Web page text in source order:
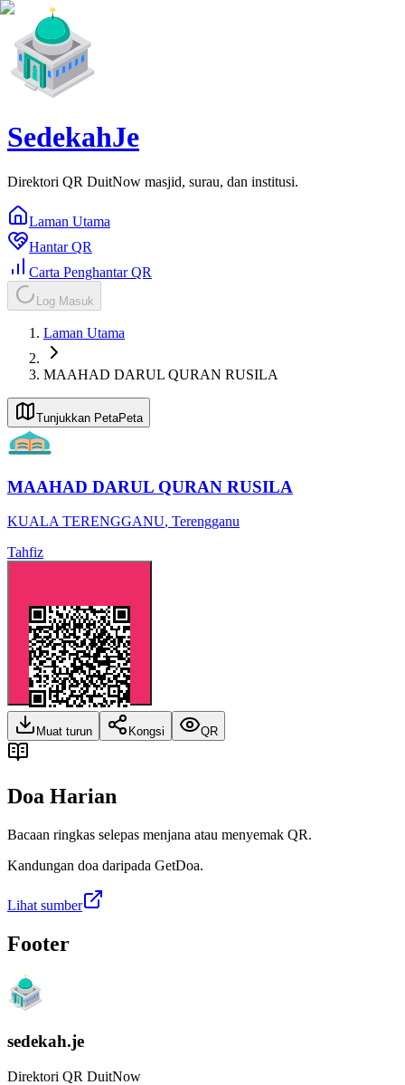
SedekahJe
Direktori QR DuitNow masjid, surau, dan institusi.
Laman Utama
Hantar QR
Carta Penghantar QR
Log Masuk
Laman Utama
MAAHAD DARUL QURAN RUSILA
Tunjukkan PetaPeta
MAAHAD DARUL QURAN RUSILA
KUALA TERENGGANU, Terengganu
Tahfiz
Muat turun Kongsi QR
Doa Harian
Bacaan ringkas selepas menjana atau menyemak QR.
Kandungan doa daripada GetDoa.
Lihat sumber
Footer
sedekah.je
Direktori QR DuitNow